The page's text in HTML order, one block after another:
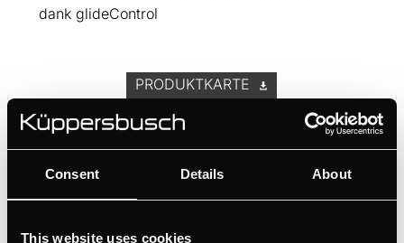
Consent Details About
This website uses cookies
dank glideControl
PRODUKTKARTE
MASSZEICHNUNG
Ausstattung